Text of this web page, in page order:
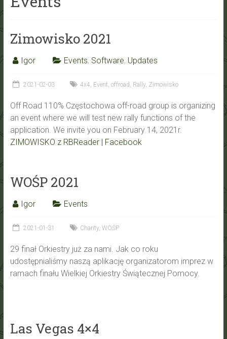
Zimowisko 2021
Igor Events, Software, Updates
2021-02-03 4x4, Event, offroad , Rally, Zimowisko
Off Road 110% Częstochowa off-road group is organizing
an event where we will test new rally functions of the
application. We invite you on February 14, 2021r.
ZIMOWISKO z RBReader | Facebook
WOŚP 2021
Igor Events
2021-01-31 Charity, WOŚP
29 finał Orkiestry już za nami. Jak co roku
udostępnialiśmy naszą aplikację organizatorom imprez w
ramach finału Wielkiej Orkiestry Świątecznej Pomocy.
Las Vegas 4×4